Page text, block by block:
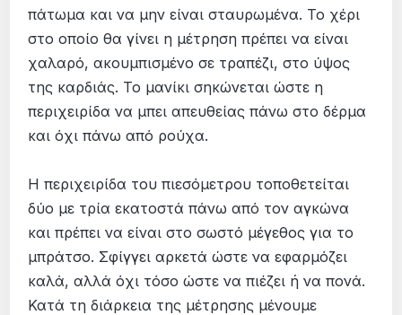
πάτωμα και να μην είναι σταυρωμένα. Το χέρι
στο οποίο θα γίνει η μέτρηση πρέπει να είναι
χαλαρό, ακουμπισμένο σε τραπέζι, στο ύψος
της καρδιάς. Το μανίκι σηκώνεται ώστε η
περιχειρίδα να μπει απευθείας πάνω στο δέρμα
και όχι πάνω από ρούχα.
Η περιχειρίδα του πιεσόμετρου τοποθετείται
δύο με τρία εκατοστά πάνω από τον αγκώνα
και πρέπει να είναι στο σωστό μέγεθος για το
μπράτσο. Σφίγγει αρκετά ώστε να εφαρμόζει
καλά, αλλά όχι τόσο ώστε να πιέζει ή να πονά.
Κατά τη διάρκεια της μέτρησης μένουμε